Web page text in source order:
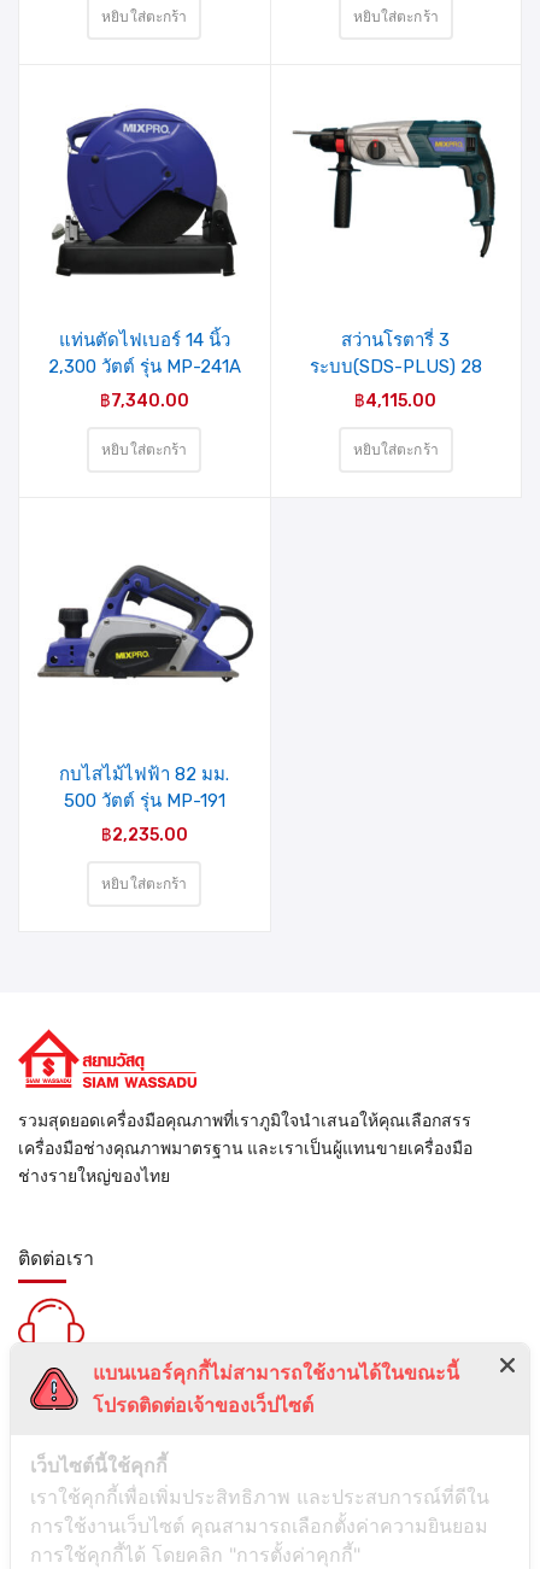
MIXPRO
หยิบใส่ตะกร้า หยิบใส่ตะกร้า
ชอบ
แท่นตัดไฟเบอร์ 14 นิ้ว
2,300 วัตต์ รุ่น MP-241A
MIXPRO
฿7,340.00
หยิบใส่ตะกร้า
สว่านโรตารี่ 3
ระบบ(SDS-PLUS) 28
มม. 850 วัตต์ รุ่น Z1A-
005) MIXPRO
฿4,115.00
หยิบใส่ตะกร้า
กบไสไม้ไฟฟ้า 82 มม.
500 วัตต์ รุ่น MP-191
MIXPRO
฿2,235.00
หยิบใส่ตะกร้า
รวมสุดยอดเครื่องมือคุณภาพที่เราภูมิใจนำเสนอให้คุณเลือกสรร
เครื่องมือช่างคุณภาพมาตรฐาน และเราเป็นผู้แทนขายเครื่องมือ
ช่างรายใหญ่ของไทย
ติดต่อเรา
สายด่วน :
099-5095739
เลขที่ 1 ซอยลาดพร้าว 24 แขวงจอมพล เขตจตุจักร กรุงเทพมหานคร
10900
ช่องทางการติดต่อ
แบนเนอร์คุกกี้ไม่สามารถใช้งานได้ในขณะนี้
โปรดติดต่อเจ้าของเว็ปไซต์
เว็บไซต์นี้ใช้คุกกี้
เราใช้คุกกี้เพื่อเพิ่มประสิทธิภาพ และประสบการณ์ที่ดีใน
การใช้งานเว็บไซต์ คุณสามารถเลือกตั้งค่าความยินยอม
การใช้คุกกี้ได้ โดยคลิก "การตั้งค่าคุกกี้"